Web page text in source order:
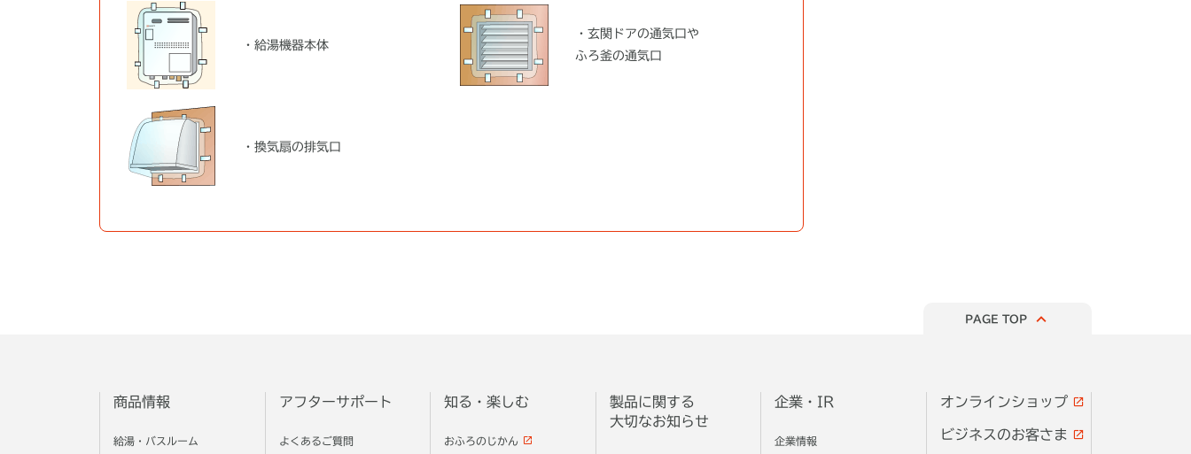
・給湯機器本体
・玄関ドアの通気口や
ふろ釜の通気口
・換気扇の排気口
PAGE TOP
商品情報
給湯・バスルーム
アフターサポート
よくあるご質問
知る・楽しむ
おふろのじかん
製品に関する
大切なお知らせ
企業・IR
企業情報
オンラインショップ
ビジネスのお客さま